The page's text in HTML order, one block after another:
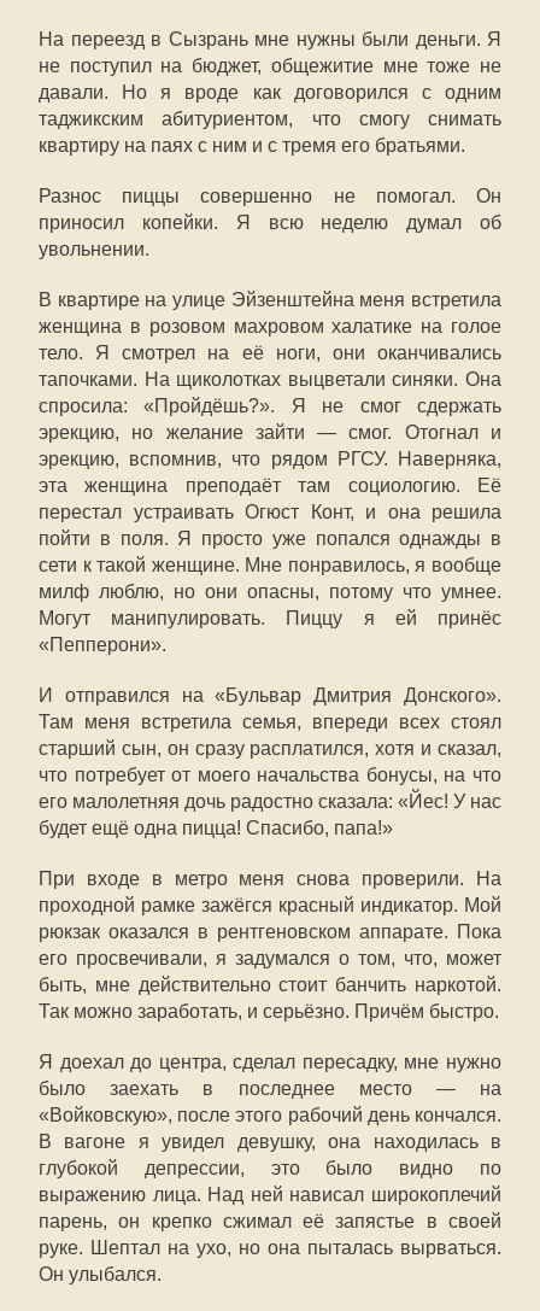
На переезд в Сызрань мне нужны были деньги. Я
не поступил на бюджет, общежитие мне тоже не
давали. Но я вроде как договорился с одним
таджикским абитуриентом, что смогу снимать
квартиру на паях с ним и с тремя его братьями.
Разнос пиццы совершенно не помогал. Он
приносил копейки. Я всю неделю думал об
увольнении.
В квартире на улице Эйзенштейна меня встретила
женщина в розовом махровом халатике на голое
тело. Я смотрел на её ноги, они оканчивались
тапочками. На щиколотках выцветали синяки. Она
спросила: «Пройдёшь?». Я не смог сдержать
эрекцию, но желание зайти — смог. Отогнал и
эрекцию, вспомнив, что рядом РГСУ. Наверняка,
эта женщина преподаёт там социологию. Её
перестал устраивать Огюст Конт, и она решила
пойти в поля. Я просто уже попался однажды в
сети к такой женщине. Мне понравилось, я вообще
милф люблю, но они опасны, потому что умнее.
Могут манипулировать. Пиццу я ей принёс
«Пепперони».
И отправился на «Бульвар Дмитрия Донского».
Там меня встретила семья, впереди всех стоял
старший сын, он сразу расплатился, хотя и сказал,
что потребует от моего начальства бонусы, на что
его малолетняя дочь радостно сказала: «Йес! У нас
будет ещё одна пицца! Спасибо, папа!»
При входе в метро меня снова проверили. На
проходной рамке зажёгся красный индикатор. Мой
рюкзак оказался в рентгеновском аппарате. Пока
его просвечивали, я задумался о том, что, может
быть, мне действительно стоит банчить наркотой.
Так можно заработать, и серьёзно. Причём быстро.
Я доехал до центра, сделал пересадку, мне нужно
было заехать в последнее место — на
«Войковскую», после этого рабочий день кончался.
В вагоне я увидел девушку, она находилась в
глубокой депрессии, это было видно по
выражению лица. Над ней нависал широкоплечий
парень, он крепко сжимал её запястье в своей
руке. Шептал на ухо, но она пыталась вырваться.
Он улыбался.